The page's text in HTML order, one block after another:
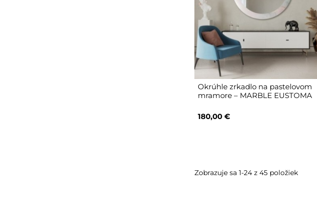
Okrúhle zrkadlo na pastelovom
mramore – MARBLE EUSTOMA
180,00 €
Zobrazuje sa 1-24 z 45 položiek